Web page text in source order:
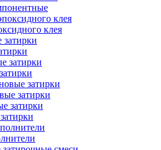
клея
затирки